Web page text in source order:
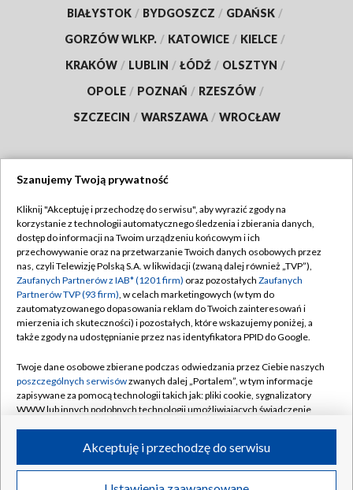
BIAŁYSTOK / BYDGOSZCZ / GDAŃSK /
GORZÓW WLKP. / KATOWICE / KIELCE /
KRAKÓW / LUBLIN / ŁÓDŹ / OLSZTYN /
OPOLE / POZNAŃ / RZESZÓW /
SZCZECIN / WARSZAWA / WROCŁAW
TVP
Abonament TVP
Emisja w TVP
Centrum informacji TVP
Naziemna Telewizja Cyfrowa
Rada Programowa
System NOS
Informacje o nadawcy
Program dla prasy
Regulamin TVP
Polityka prywatności
Moje zgody
Pomoc
Kontakt
Kanały
©2026 Telewizja Polska S.A. w likwidacji
Szanujemy Twoją prywatność
Kliknij "Akceptuję i przechodzę do serwisu", aby wyrazić zgody na
korzystanie z technologii automatycznego śledzenia i zbierania danych,
dostęp do informacji na Twoim urządzeniu końcowym i ich
przechowywanie oraz na przetwarzanie Twoich danych osobowych przez
nas, czyli Telewizję Polską S.A. w likwidacji (zwaną dalej również „TVP”),
Zaufanych Partnerów z IAB* (1201 firm) oraz pozostałych Zaufanych
Partnerów TVP (93 firm), w celach marketingowych (w tym do
zautomatyzowanego dopasowania reklam do Twoich zainteresowań i
mierzenia ich skuteczności) i pozostałych, które wskazujemy poniżej, a
także zgody na udostępnianie przez nas identyfikatora PPID do Google.
Twoje dane osobowe zbierane podczas odwiedzania przez Ciebie naszych
poszczególnych serwisówzwanych dalej „Portalem”, w tym informacje
zapisywane za pomocą technologii takich jak: pliki cookie, sygnalizatory
WWW lub innych podobnych technologii umożliwiających świadczenie
ruchu w Internecie.
Twoje dane osobowe zbierane podczas odwiedzania przez Ciebie
Akceptuję i przechodzę do serwisu